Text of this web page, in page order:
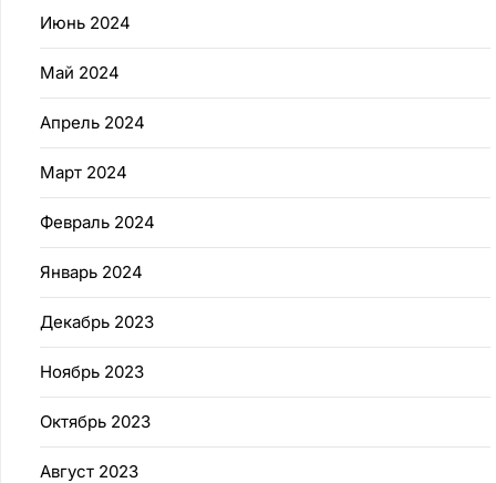
Июнь 2024
Май 2024
Апрель 2024
Март 2024
Февраль 2024
Январь 2024
Декабрь 2023
Ноябрь 2023
Октябрь 2023
Август 2023